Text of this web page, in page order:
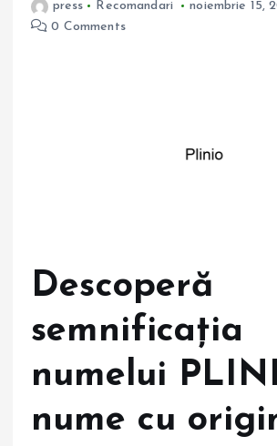
press Recomandari
noiembrie 15,
0 Comments
Descoperă
semnificația
numelui
nume cu